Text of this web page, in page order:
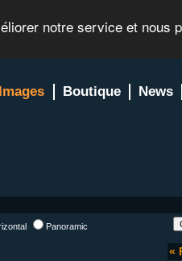
notre service et nous
Boutique News
Panoramic
«